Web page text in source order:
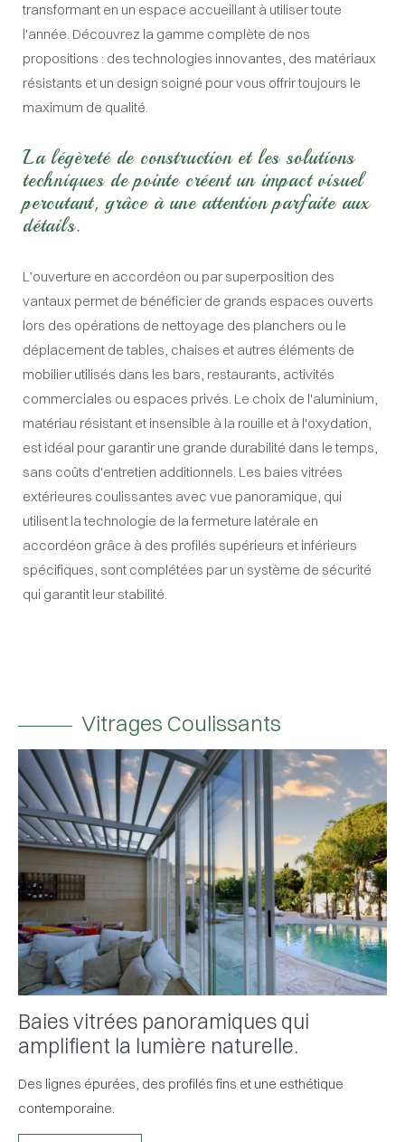
transformant en un espace accueillant à utiliser toute
l'année. Découvrez la gamme complète de nos
propositions : des technologies innovantes, des matériaux
résistants et un design soigné pour vous offrir toujours le
maximum de qualité.
La légèreté de construction et les solutions
techniques de pointe créent un impact visuel
percutant, grâce à une attention parfaite aux
détails.
L’ouverture en accordéon ou par superposition des
vantaux permet de bénéficier de grands espaces ouverts
lors des opérations de nettoyage des planchers ou le
déplacement de tables, chaises et autres éléments de
mobilier utilisés dans les bars, restaurants, activités
commerciales ou espaces privés. Le choix de l'aluminium,
matériau résistant et insensible à la rouille et à l'oxydation,
est idéal pour garantir une grande durabilité dans le temps,
sans coûts d'entretien additionnels. Les baies vitrées
extérieures coulissantes avec vue panoramique, qui
utilisent la technologie de la fermeture latérale en
accordéon grâce à des profilés supérieurs et inférieurs
spécifiques, sont complétées par un système de sécurité
qui garantit leur stabilité.
Vitrages Coulissants
Baies vitrées panoramiques qui
amplifient la lumière naturelle.
Des lignes épurées, des profilés fins et une esthétique
contemporaine.